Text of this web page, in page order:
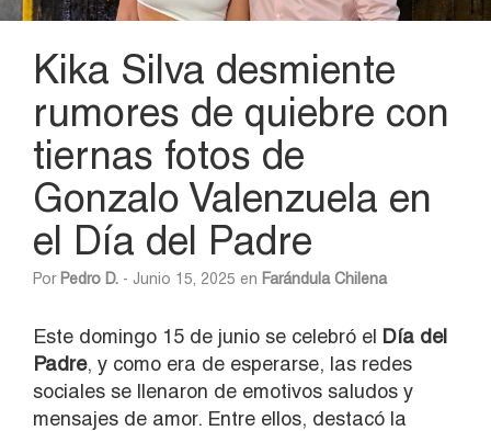
Kika Silva desmiente
rumores de quiebre con
tiernas fotos de
Gonzalo Valenzuela en
el Día del Padre
Por Pedro D. - Junio 15, 2025 en Farándula Chilena
Este domingo 15 de junio se celebró el Día del
Padre, y como era de esperarse, las redes
sociales se llenaron de emotivos saludos y
mensajes de amor. Entre ellos, destacó la